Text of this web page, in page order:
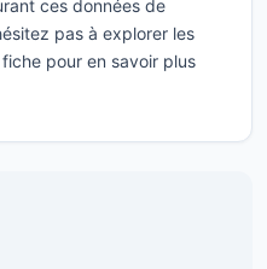
ces données de
pas à explorer les
pour en savoir plus